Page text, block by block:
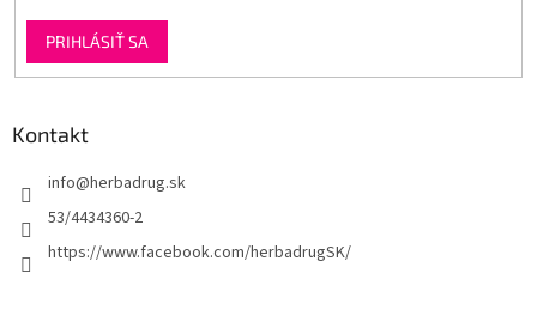
PRIHLÁSIŤ SA
Kontakt
info@herbadrug.sk
53/4434360-2
https://www.facebook.com/herbadrugSK/